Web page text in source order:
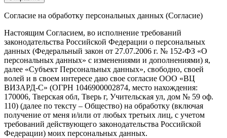
Согласие на обработку персональных данных (Согласие)
Настоящим Согласием, во исполнение требований
законодательства Российской Федерации о персональных
данных (Федеральный закон от 27.07.2006 г. № 152-ФЗ «О
персональных данных» с изменениями и дополнениями) я,
далее «Субъект Персональных данных», свободно, своей
волей и в своем интересе даю свое согласие ООО «ВЦ
ВИЗАРД-С» (ОГРН 1046900002874, место нахождения:
170006, Тверская обл, Тверь г, Учительская ул, дом № 59 оф.
110) (далее по тексту – Общество) на обработку (включая
получение от меня и/или от любых третьих лиц, с учетом
требований действующего законодательства Российской
Федерации) моих персональных данных.